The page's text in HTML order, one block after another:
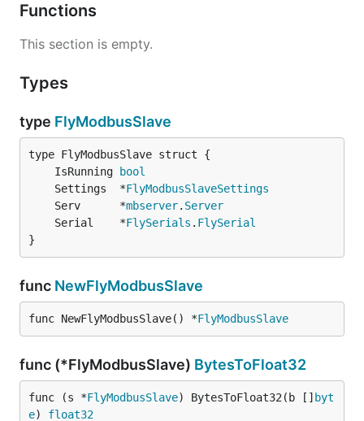
Functions
This section is empty.
Types
type FlyModbusSlave
	IsRunning
bool
	Settings  *
FlyModbusSlaveSettings
	Serv      *
mbserver. Server
	Serial    *
FlySerials . FlySerial
}
func NewFlyModbusSlave
func NewFlyModbusSlave() *FlyModbusSlave
func (*FlyModbusSlave) BytesToFloat32
func (s *FlyModbusSlave) BytesToFloat32(b [] byt
e) float32